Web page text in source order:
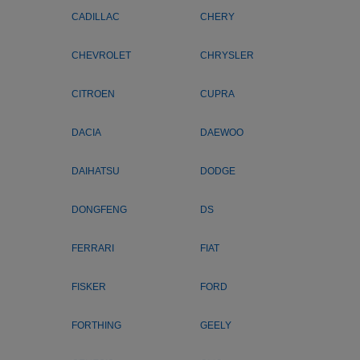
CADILLAC CHERY
CHEVROLET CHRYSLER
CITROEN CUPRA
DACIA DAEWOO
DAIHATSU DODGE
DONGFENG DS
FERRARI FIAT
FISKER FORD
FORTHING GEELY